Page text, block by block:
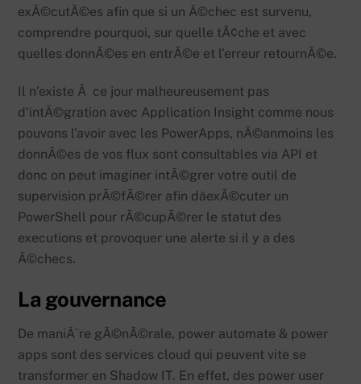
exÃ©cutÃ©es afin que si un Ã©chec est survenu,
comprendre pourquoi, sur quelle tÃ¢che et avec
quelles donnÃ©es en entrÃ©e et l’erreur retournÃ©e.
Il n’existe Ã ce jour malheureusement pas
d’intÃ©gration avec Application Insight comme nous
pouvons l’avoir avec les PowerApps, nÃ©anmoins les
donnÃ©es de vos flux sont consultables via API et
donc on peut imaginer intÃ©grer votre outil de
supervision prÃ©fÃ©rer afin dâexÃ©cuter un
PowerShell pour rÃ©cupÃ©rer le statut des
executions et provoquer une alerte si il y a des
Ã©checs.
La gouvernance
De maniÃ¨re gÃ©nÃ©rale, power automate & power
apps sont des services cloud qui peuvent vite se
transformer en Shadow IT. En effet, des power user